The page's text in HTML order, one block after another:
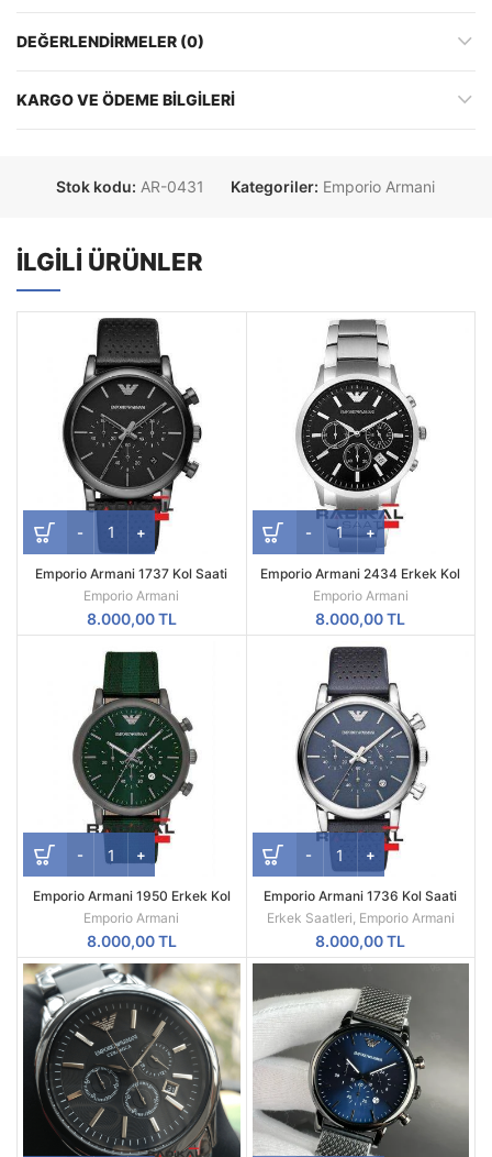
DEĞERLENDIRMELER (0)
KARGO VE ÖDEME BILGILERI
Stok kodu: AR-0431 Kategoriler: Emporio Armani
İLGILI ÜRÜNLER
Emporio Armani 1737 Kol Saati
Emporio Armani
8.000,00TL
Emporio Armani 2434 Erkek Kol
Saati
Emporio Armani
8.000,00TL
Emporio Armani 1950 Erkek Kol
Saati
Emporio Armani
8.000,00TL
Emporio Armani 1736 Kol Saati
Erkek Saatleri, Emporio Armani
8.000,00TL